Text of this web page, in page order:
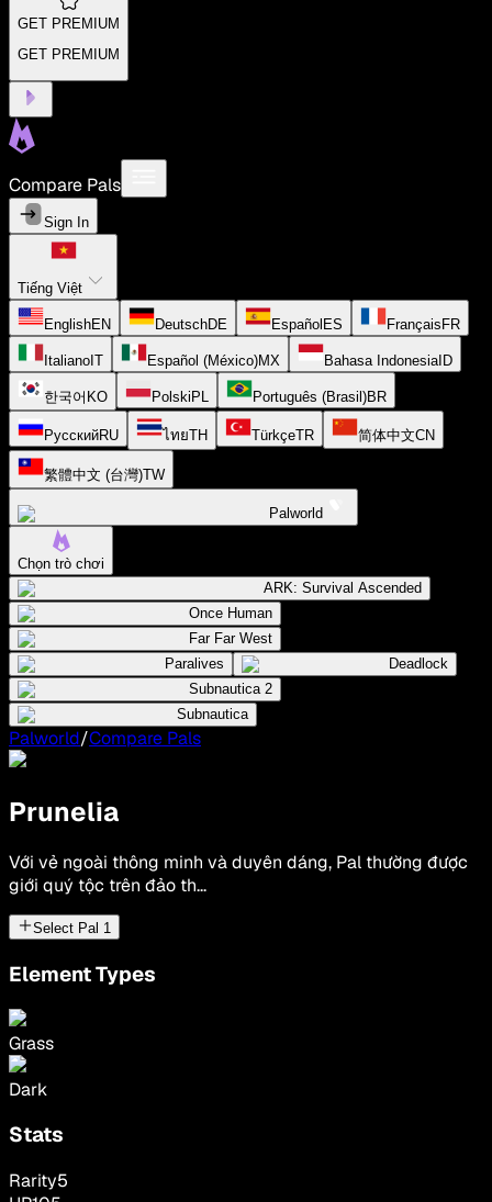
GET PREMIUM
GET PREMIUM
Compare Pals
Sign In
Tiếng Việt
EnglishEN DeutschDE EspañolES FrançaisFR
ItalianoIT Español (México)MX Bahasa IndonesiaID
한국어 KO PolskiPL Português (Brasil)BR
РусскийRU ไทยTH TürkçeTR 简体中文CN
繁體中文 (台灣)TW
Palworld
Chọn trò chơi
ARK: Survival Ascended
Once Human
Far Far West
Paralives
Deadlock
Subnautica 2
Subnautica
Palworld/Compare Pals
Prunelia
Với vẻ ngoài thông minh và duyên dáng, Pal thường được
giới quý tộc trên đảo th...
Select Pal 1
Element Types
Grass
Dark
Stats
Rarity5